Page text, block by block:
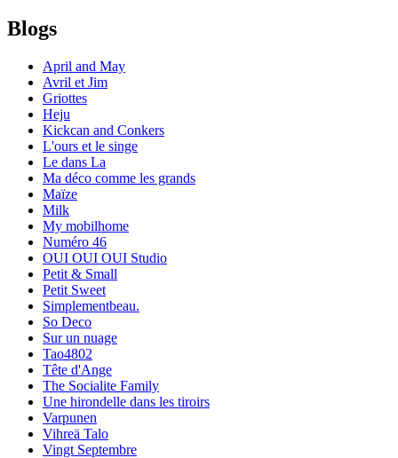
Blogs
April and May
Avril et Jim
Griottes
Heju
Kickcan and Conkers
L'ours et le singe
Le dans La
Ma déco comme les grands
Maïze
Milk
My mobilhome
Numéro 46
OUI OUI OUI Studio
Petit & Small
Petit Sweet
Simplementbeau.
So Deco
Sur un nuage
Tao4802
Tête d'Ange
The Socialite Family
Une hirondelle dans les tiroirs
Varpunen
Vihreä Talo
Vingt Septembre